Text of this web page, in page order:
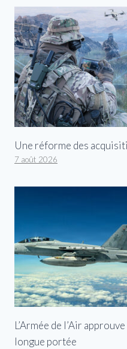
Une réforme des
7 août 2026
L’Armée de l’Air
longue portée